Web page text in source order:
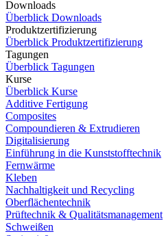
Downloads
Überblick Downloads
Produktzertifizierung
Überblick Produktzertifizierung
Tagungen
Überblick Tagungen
Kurse
Überblick Kurse
Additive Fertigung
Composites
Compoundieren & Extrudieren
Digitalisierung
Einführung in die Kunststofftechnik
Fernwärme
Kleben
Nachhaltigkeit und Recycling
Oberflächentechnik
Prüftechnik & Qualitätsmanagement
Schweißen